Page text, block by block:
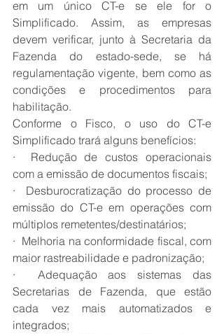
em um único CT-e se ele for o
Simplificado. Assim, as empresas
devem verificar, junto à Secretaria da
Fazenda do estado-sede, se há
regulamentação vigente, bem como as
condições e procedimentos para
habilitação.
Conforme o Fisco, o uso do CT-e
Simplificado trará alguns benefícios:
·  Redução de custos operacionais
com a emissão de documentos fiscais;
·  Desburocratização do processo de
emissão do CT-e em operações com
múltiplos remetentes/destinatários;
·  Melhoria na conformidade fiscal, com
maior rastreabilidade e padronização;
·  Adequação aos sistemas das
Secretarias de Fazenda, que estão
cada vez mais automatizados e
integrados;